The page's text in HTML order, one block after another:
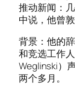
推动新闻：
中说，他曾
背景：他的
和竞选工作
Weglinski）
两个多月。